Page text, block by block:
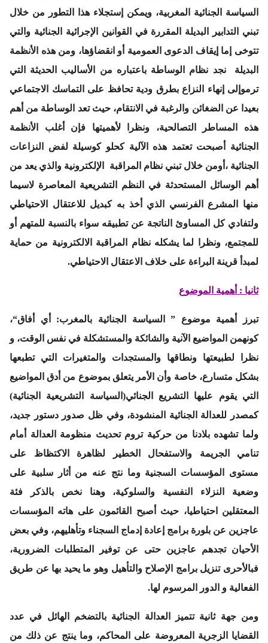
السياسة الجنائية المغربية، ويمكن إستجلاء هذا التطور من خلال
تبني التدابير البديلة المقررة في القوانين الإجرائية الجنائية والتي
تتوخى إما إيقاف الدعوى العمومية أو انقضاؤها، ومن هذه الأنظمة
البديلة نجد نظام الوساطة باعتباره من الأساليب الحديثة التي
ترموإلى إنهاء النزاع بطرق ودية تحافظ على التماسك الاجتماعي
بعيدا عن الضغائن والرغبة في الانتقام، حيث تعد الوساطة من أهم
هذه المساطر التصالحية، ونظرا لأهميتها فإن أغلب الأنظمة
الجنائية أصبحت تعتمد هذه الآلية كحلو كوسيلة لفض النزاعات
الجنائية ،أومن خلال تبني نظام المراقبة الإلكترونية والذي يعد من
أهم الوسائل المستحدثة في النظم التشريعية المعاصرة لاسيما
منها المشرع الفرنسي الذي أخذ به كبديل للاعتقال الاحتياطي
ولتفادي كل المساوئ الناتجة عن تطبيقه سواء بالنسبة للمتهم أو
للمجتمع، ونظرا لما يشكله نظام المراقبة الالكترونية من حماية
لمبدأ قرينة البراءة على خلاف الاعتقال الاحتياطي.
ثانيا : أهمية الموضوع
تبرز أهمية موضوع ” السياسة الجنائية بالمغرب: أي أفاق“،
كونهمن المواضيع الآنية والشائكة والمستشكلة في نفس الوقت، و
نظرا لطبيعتها ونطاقها والمستجدات والمتغيرات التي تطبعها
بشكل متسارع، خاصة وأن الأمر يتعلق بموضوع من أدق المواضيع
التي يقوم عليها التشريع الجنائي(السياسة التشريعية الجنائية)
كمصدر للعدالة الجنائية المنشودة، وفي ظل صدور دستور جديد،
ولما تشهده بلادنا من حركية تروم تحديث منظومة العدالة أمام
تنامي الجريمة والاستفحال الخطير لظاهرة الاكتظاظ على
مستوى المؤسسات السجنية وما نتج عنه من أثار سلبية على
وضعية النزلاء النفسية والسلوكية، وهنا نخص بالذكر فئة
المعتقلين احتياطيا، حيث أصبح القائمون على هاته المؤسسات
عاجزين عن بلورة برامج إعادة إدماج السجناء وتأهليهم، وفي بعض
الأحيان تجدهم عاجزين حتى عن توفير المتطلبات الضرورية،
فبالأحرى تنزيل برامج الإصلاح والتأهيل وهو ما يحيد بها عن طريق
الفعالية و الدور المرسوم لها.
ومن جهة ثانية تتميز العدالة الجنائية بالتضخم الهائل في عدد
القضايا الزجرية المعروضة على المحاكم، وما ينتج عن ذلك من